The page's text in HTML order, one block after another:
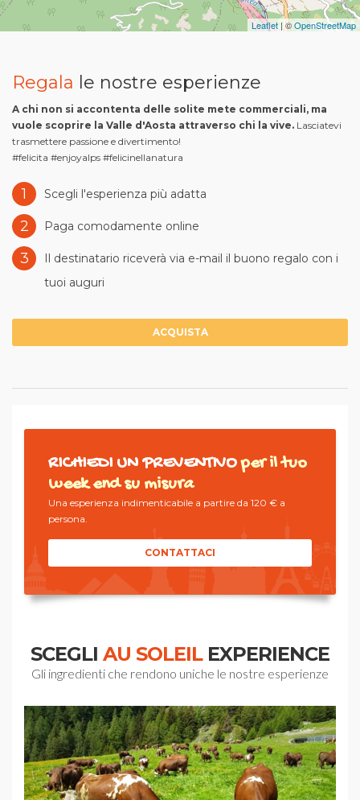
Leaflet | ©OpenStreetMap
Regala le nostre esperienze
A chi non si accontenta delle solite mete commerciali, ma
vuole scoprire la Valle d'Aosta attraverso chi la vive. Lasciatevi
trasmettere passione e divertimento!
#felicita #enjoyalps #felicinellanatura
1 Scegli l'esperienza più adatta
2 Paga comodamente online
3
Il destinatario riceverà via e-mail il buono regalo con i
tuoi auguri
ACQUISTA
RICHIEDI UN PREVENTIVOper il tuo
week end su misura
Una esperienza indimenticabile a partire da 120 € a
persona.
CONTATTACI
SCEGLI AU SOLEILEXPERIENCE
Gli ingredienti che rendono uniche le nostre esperienze